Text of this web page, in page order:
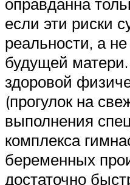
если эти риски
реальности, а
будущей
здоровой
(прогулок на
выполнения
комплекса
беременных
достаточно